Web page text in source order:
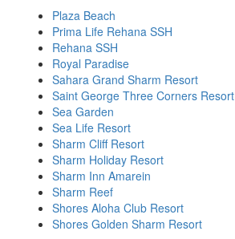
Plaza Beach
Prima Life Rehana SSH
Rehana SSH
Royal Paradise
Sahara Grand Sharm Resort
Saint George Three Corners Resort
Sea Garden
Sea Life Resort
Sharm Cliff Resort
Sharm Holiday Resort
Sharm Inn Amarein
Sharm Reef
Shores Aloha Club Resort
Shores Golden Sharm Resort